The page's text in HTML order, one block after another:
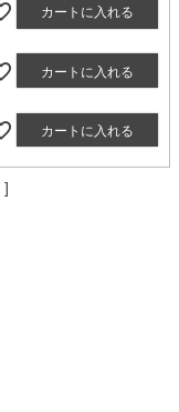
カートに入れる
カートに入れる
カートに入れる